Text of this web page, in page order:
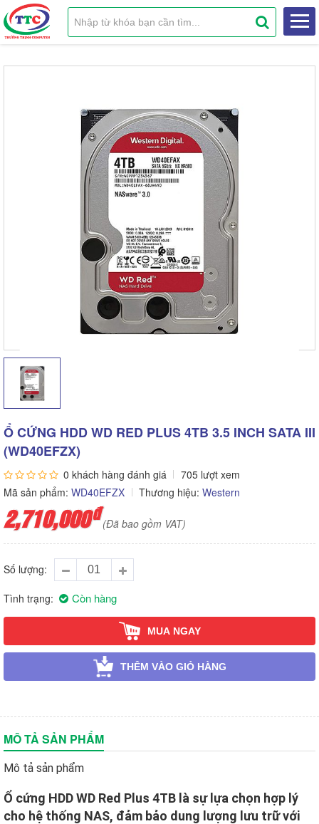
Ổ CỨNG HDD WD RED PLUS 4TB 3.5 INCH SATA III
(WD40EFZX)
0 khách hàng đánh giá
705 lượt xem
Mã sản phẩm: WD40EFZX Thương hiệu: Western
2,710,000đ (Đã bao gồm VAT)
Số lượng
Tình trạng Còn hàng
MUA NGAY
THÊM VÀO GIỎ HÀNG
MÔ TẢ SẢN PHẨM
Mô tả sản phẩm
Ổ cứng HDD WD Red Plus 4TB là sự lựa chọn hợp lý
cho hệ thống NAS, đảm bảo dung lượng lưu trữ với